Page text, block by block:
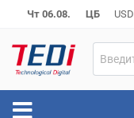
Чт 06.08. ЦБ USD